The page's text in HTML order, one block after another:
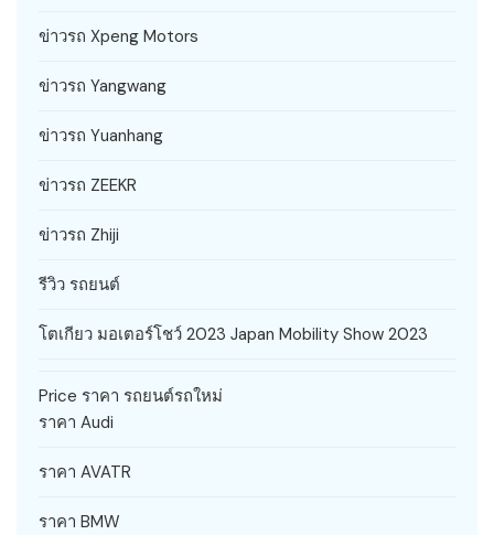
ข่าวรถ Xpeng Motors
ข่าวรถ Yangwang
ข่าวรถ Yuanhang
ข่าวรถ ZEEKR
ข่าวรถ Zhiji
รีวิว รถยนต์
โตเกียว มอเตอร์โชว์ 2023 Japan Mobility Show 2023
Price ราคา รถยนต์รถใหม่
ราคา Audi
ราคา AVATR
ราคา BMW